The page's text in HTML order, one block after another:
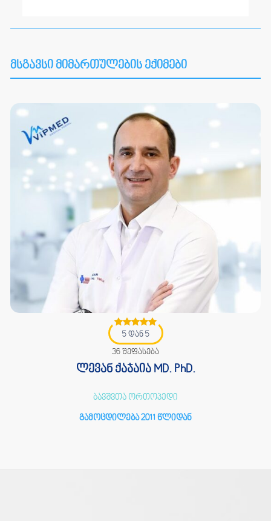
მსგავსი მიმართულების ექიმები
5 დან 5
36 შეფასება
ლევან ქაჯაია MD. PhD.
ბავშვთა ორთოპედი
გამოცდილება 2011 წლიდან